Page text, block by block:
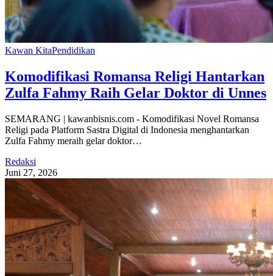
Kawan KitaPendidikan
Komodifikasi Romansa Religi Hantarkan
Zulfa Fahmy Raih Gelar Doktor di Unnes
SEMARANG | kawanbisnis.com - Komodifikasi Novel Romansa
Religi pada Platform Sastra Digital di Indonesia menghantarkan
Zulfa Fahmy meraih gelar doktor…
Redaksi
Juni 27, 2026